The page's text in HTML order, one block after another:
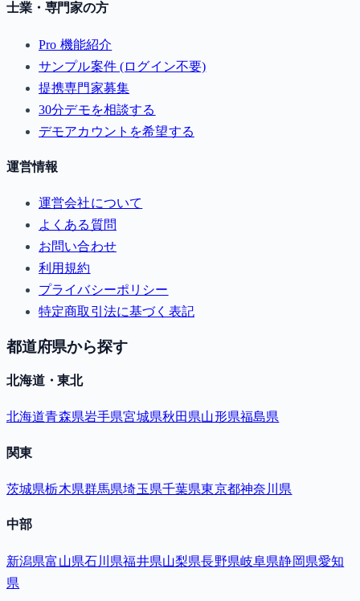
士業・専門家の方
Pro 機能紹介
サンプル案件 (ログイン不要)
提携専門家募集
30分デモを相談する
デモアカウントを希望する
運営情報
運営会社について
よくある質問
お問い合わせ
利用規約
プライバシーポリシー
特定商取引法に基づく表記
都道府県から探す
北海道・東北
北海道青森県岩手県宮城県秋田県山形県福島県
関東
茨城県栃木県群馬県埼玉県千葉県東京都神奈川県
中部
新潟県富山県石川県福井県山梨県長野県岐阜県静岡県愛知
県